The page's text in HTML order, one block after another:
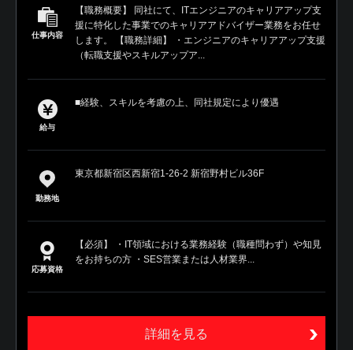
仕事内容
【職務概要】 同社にて、ITエンジニアのキャリアアップ支
援に特化した事業でのキャリアアドバイザー業務をお任せ
します。 【職務詳細】 ・エンジニアのキャリアアップ支援
（転職支援やスキルアップア...
給与
■経験、スキルを考慮の上、同社規定により優遇
勤務地
東京都新宿区西新宿1-26-2 新宿野村ビル36F
応募資格
【必須】 ・IT領域における業務経験（職種問わず）や知見
をお持ちの方 ・SES営業または人材業界...
詳細を見る